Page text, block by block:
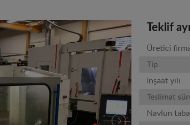
Teklif
Üretici
Tip
Inşaat yılı
Teslimat
Navlun